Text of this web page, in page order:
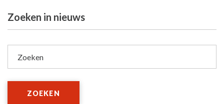
Zoeken in nieuws
Zoeken
ZOEKEN